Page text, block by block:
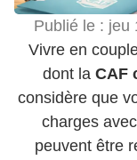
Publié le : jeu
Vivre en
dont la CAF
considère que
charges
peuvent être